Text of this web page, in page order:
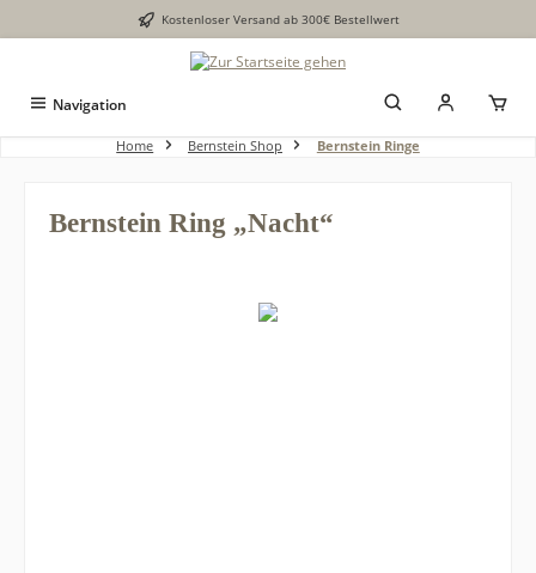
Kostenloser Versand ab 300€ Bestellwert
Navigation
Home Bernstein Shop Bernstein Ringe
Bernstein Ring „Nacht“